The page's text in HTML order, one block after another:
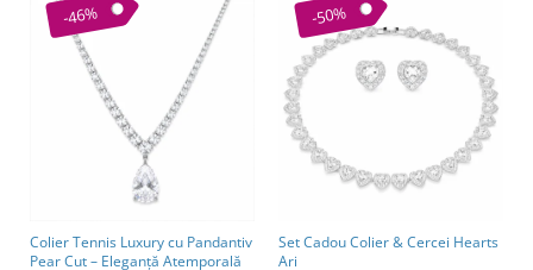
-46%
Colier Tennis Luxury cu Pandantiv
Pear Cut – Eleganță Atemporală
-50%
Set Cadou Colier & Cercei Hearts
Ari